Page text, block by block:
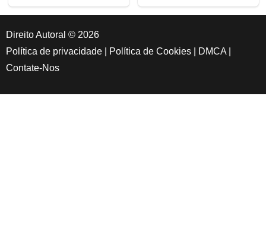
Direito Autoral © 2026
Política de privacidade
Política de Cookies DMCA
Contate-Nos